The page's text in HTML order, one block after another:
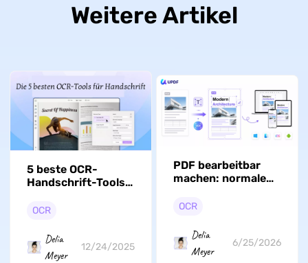
Weitere Artikel
5 beste OCR-
Handschrift-Tools
ausgewählt)
OCR
Delia
Meyer
12/24/2025
PDF bearbeitbar
machen: normale
PDFs
OCR
Delia
Meyer
6/25/2026